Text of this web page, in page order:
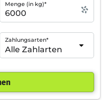
Menge (in kg)*
Zahlungsarten*